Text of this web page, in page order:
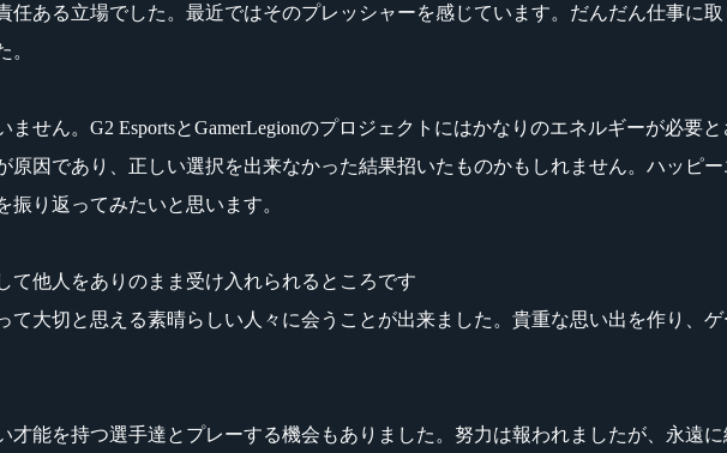
ある立場でした。最近ではそのプレッシャーを感じています。だんだん仕事に
。
せん。G2 EsportsとGamerLegionのプロジェクトにはかなりのエネルギーが必要
因であり、正しい選択を出来なかった結果招いたものかもしれません。ハッピ
り返ってみたいと思います。
他人をありのまま受け入れられるところです
大切と思える素晴らしい人々に会うことが出来ました。貴重な思い出を作り、
能を持つ選手達とプレーする機会もありました。努力は報われましたが、永遠